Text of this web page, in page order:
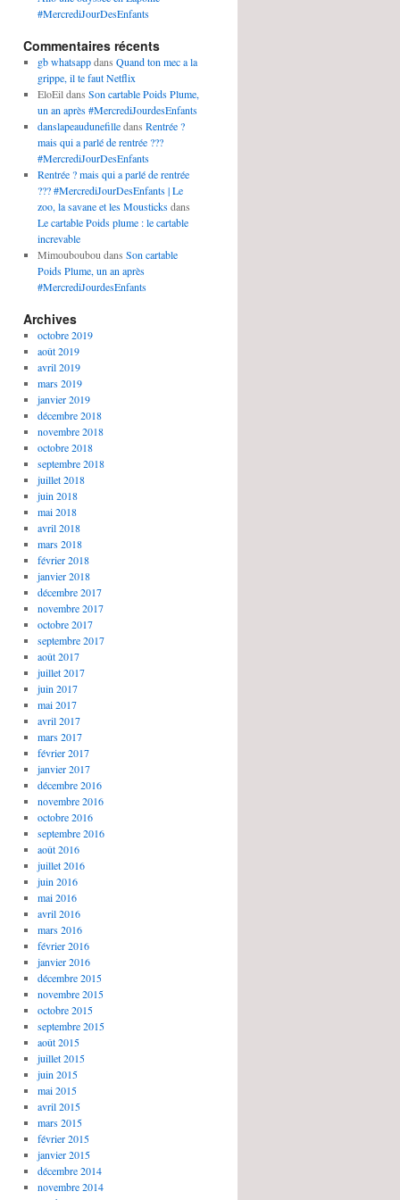
#MercrediJourDesEnfants
Commentaires récents
gb whatsappdans Quand ton mec a la
grippe, il te faut Netflix
EloEildans Son cartable Poids Plume,
un an après #MercrediJourdesEnfants
danslapeaudunefilledans Rentrée ?
mais qui a parlé de rentrée ???
#MercrediJourDesEnfants
Rentrée ? mais qui a parlé de rentrée
??? #MercrediJourDesEnfants | Le
zoo, la savane et les Mousticksdans
Le cartable Poids plume : le cartable
increvable
Mimoubouboudans Son cartable
Poids Plume, un an après
#MercrediJourdesEnfants
Archives
octobre 2019
août 2019
avril 2019
mars 2019
janvier 2019
décembre 2018
novembre 2018
octobre 2018
septembre 2018
juillet 2018
juin 2018
mai 2018
avril 2018
mars 2018
février 2018
janvier 2018
décembre 2017
novembre 2017
octobre 2017
septembre 2017
août 2017
juillet 2017
juin 2017
mai 2017
avril 2017
mars 2017
février 2017
janvier 2017
décembre 2016
novembre 2016
octobre 2016
septembre 2016
août 2016
juillet 2016
juin 2016
mai 2016
avril 2016
mars 2016
février 2016
janvier 2016
décembre 2015
novembre 2015
octobre 2015
septembre 2015
août 2015
juillet 2015
juin 2015
mai 2015
avril 2015
mars 2015
février 2015
janvier 2015
décembre 2014
novembre 2014